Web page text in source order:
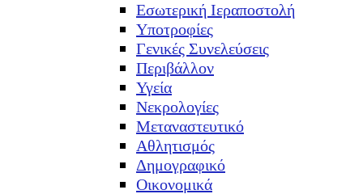
Εσωτερική Ιεραποστολή
Υποτροφίες
Γενικές Συνελεύσεις
Περιβάλλον
Υγεία
Νεκρολογίες
Μεταναστευτικό
Αθλητισμός
Δημογραφικό
Οικονομικά